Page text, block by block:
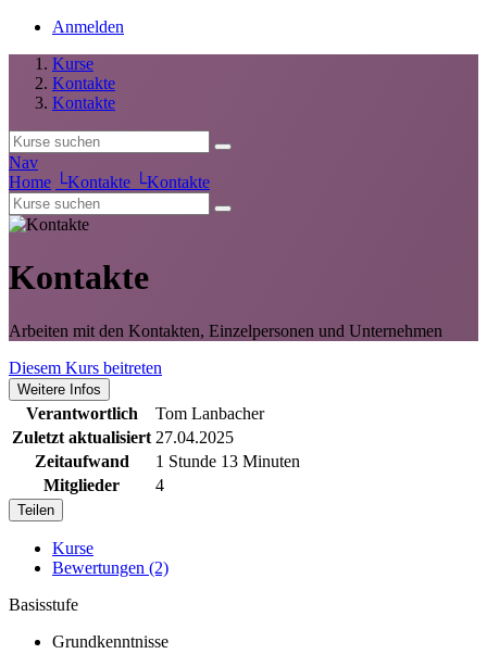
Anmelden
Kurse
Kontakte
Kontakte
Nav
Home └Kontakte └Kontakte
Kontakte
Arbeiten mit den Kontakten, Einzelpersonen und Unternehmen
Diesem Kurs beitreten
Weitere Infos
Verantwortlich
Tom Lanbacher
Zuletzt aktualisiert 27.04.2025
Zeitaufwand
1 Stunde 13 Minuten
Mitglieder
4
Teilen
Kurse
Bewertungen (2)
Basisstufe
Grundkenntnisse